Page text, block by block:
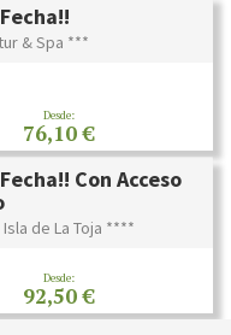
& Spa ***
Desde:
76,10 €
Con Acceso
de La Toja ****
Desde:
92,50 €